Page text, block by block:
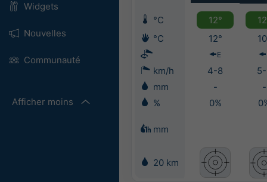
Widgets
Nouvelles
Communauté
Afficher moins
°C 12°
°C
12°
E
km/h 4-8
mm
- -
%
0%
mm
20 km